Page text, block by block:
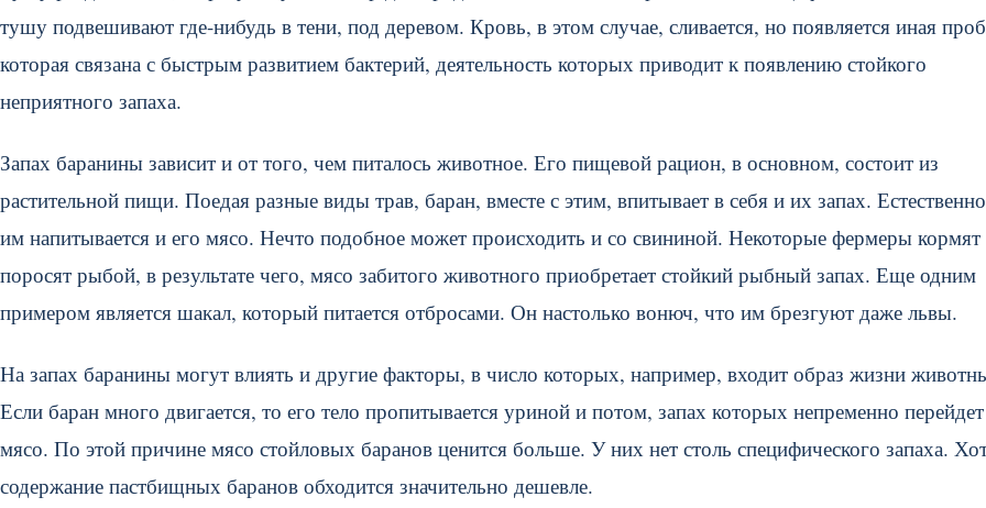
тушу подвешивают где-нибудь в тени, под деревом. Кровь, в этом случае, сливается, но появляется иная
которая связана с быстрым развитием бактерий, деятельность которых приводит к появлению стойкого
неприятного запаха.
Запах баранины зависит и от того, чем питалось животное. Его пищевой рацион, в основном, состоит из
растительной пищи. Поедая разные виды трав, баран, вместе с этим, впитывает в себя и их запах.
им напитывается и его мясо. Нечто подобное может происходить и со свининой. Некоторые фермеры кормят
поросят рыбой, в результате чего, мясо забитого животного приобретает стойкий рыбный запах. Еще одним
примером является шакал, который питается отбросами. Он настолько вонюч, что им брезгуют даже львы.
На запах баранины могут влиять и другие факторы, в число которых, например, входит образ жизни
Если баран много двигается, то его тело пропитывается уриной и потом, запах которых непременно
мясо. По этой причине мясо стойловых баранов ценится больше. У них нет столь специфического запаха.
содержание пастбищных баранов обходится значительно дешевле.